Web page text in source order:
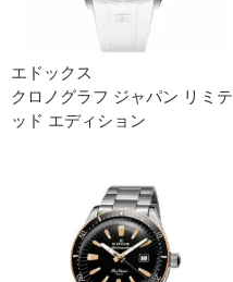
エドックス
クロノグラフ ジャパン リミテ
ッド エディション